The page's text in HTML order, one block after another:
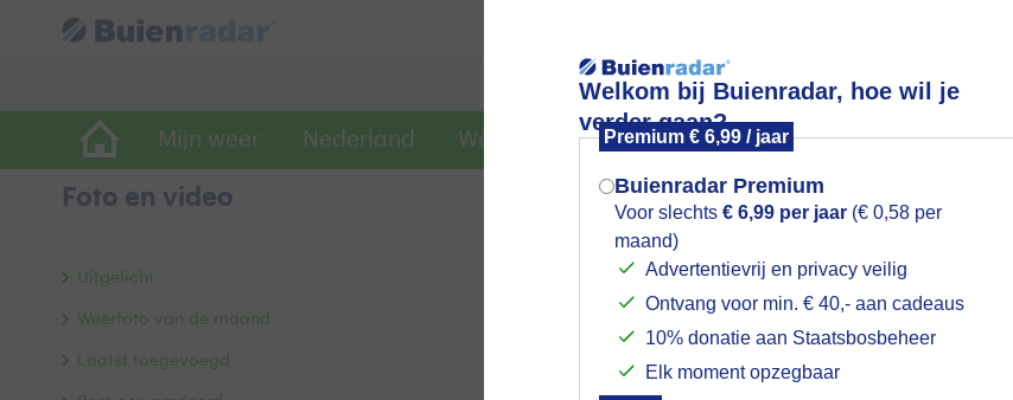
Welkom bij Buienradar, hoe wil je
verder gaan?
Premium € 6,99 / jaar
Buienradar Premium
Voor slechts € 6,99 per jaar (€ 0,58 per
maand)
Advertentievrij en privacy veilig
Ontvang voor min. € 40,- aan cadeaus
10% donatie aan Staatsbosbeheer
Elk moment opzegbaar
Lees meer.
Mijn weer Nederland Wereldwijd Foto en video Weerzine
Foto en video
Een moment geduld aub...
Uitgelicht
Weerfoto van de maand
Laatst toegevoegd
Mogen we je locatie gebruiken voor
het weer?
Indien je hier nog geen akkoord op hebt